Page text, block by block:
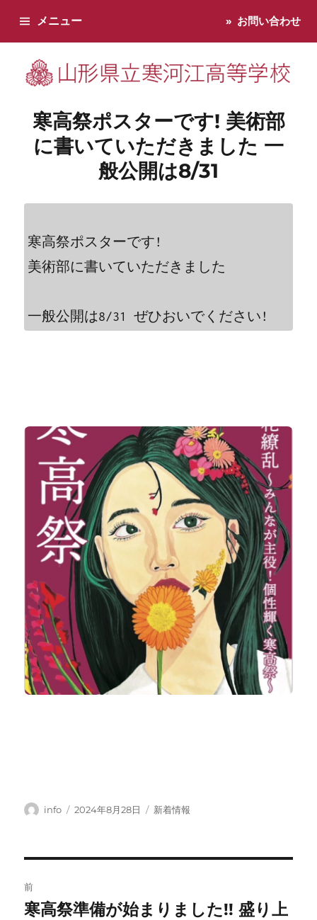
寒河江高校です。学校からのお知らせ、学校生活などお知らせし
メニュー お問い合わせ
寒高祭ポスターです! 美術部
に書いていただきました 一
般公開は8/31
寒高祭ポスターです!
美術部に書いていただきました
投
info
投
2024年8月28日
カ
新着情報
稿
前
前
寒高祭準備が始まりました!! 盛り上